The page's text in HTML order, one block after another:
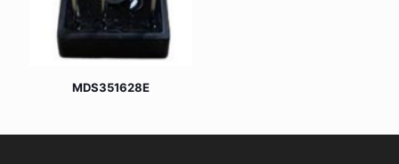
MDS351628E